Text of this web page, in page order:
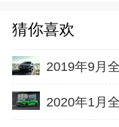
猜你喜欢
2019年9月
2020年1月